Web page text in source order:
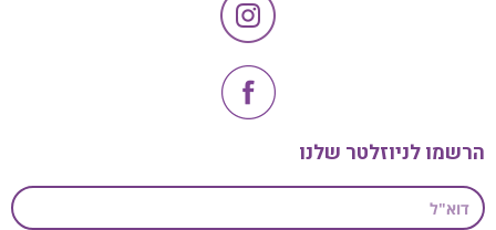
הרשמו לניוזלטר שלנו